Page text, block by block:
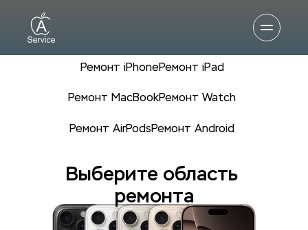
Ремонт iPhoneРемонт iPad
Ремонт MacBookРемонт Watch
Ремонт AirPodsРемонт Android
Выберите область
ремонта